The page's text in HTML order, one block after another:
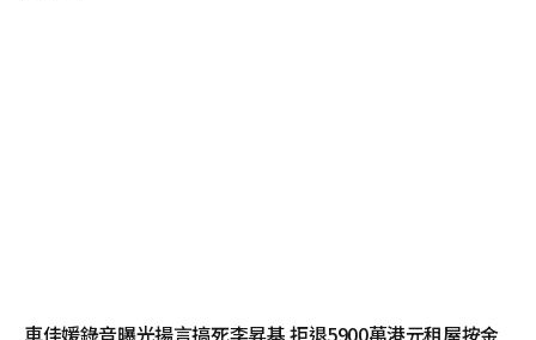
車佳媛錄音曝光揚言搞死李昇基 拒退5900萬港元租屋按金